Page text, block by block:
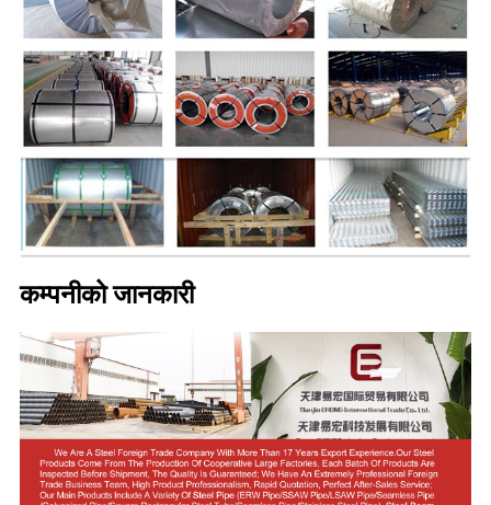
कम्पनीको जानकारी